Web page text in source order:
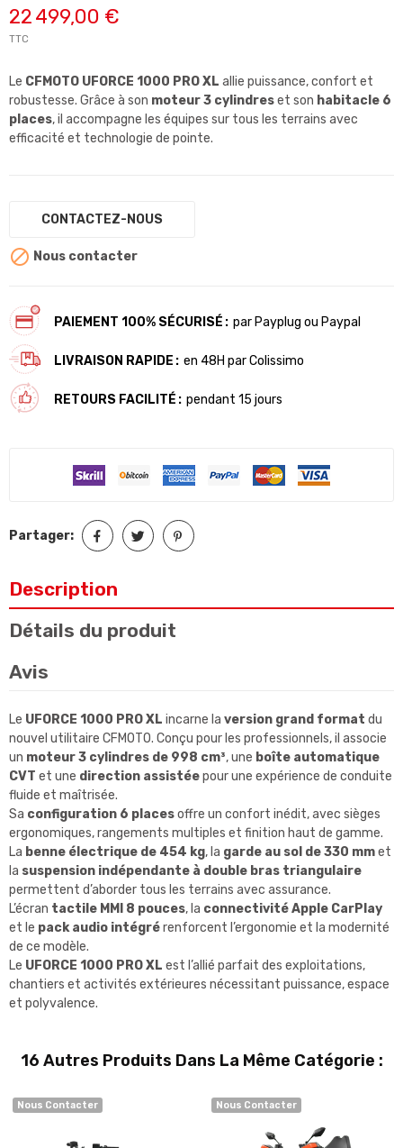
22 499,00 €
TTC
Le CFMOTO UFORCE 1000 PRO XL allie puissance, confort et
robustesse. Grâce à son moteur 3 cylindreset son habitacle 6
places, il accompagne les équipes sur tous les terrains avec
efficacité et technologie de pointe.
CONTACTEZ-NOUS
 Nous contacter
PAIEMENT 100% SÉCURISÉ par Payplug ou Paypal
LIVRAISON RAPIDE en 48H par Colissimo
RETOURS FACILITÉ pendant 15 jours
Partager:
Description
Détails du produit
Avis
Le UFORCE 1000 PRO XL incarne la version grand format du
nouvel utilitaire CFMOTO. Conçu pour les professionnels, il associe
un moteur 3 cylindres de 998 cm³, une boîte automatique
CVT et une direction assistéepour une expérience de conduite
fluide et maîtrisée.
Sa configuration 6 placesoffre un confort inédit, avec sièges
ergonomiques, rangements multiples et finition haut de gamme.
La benne électrique de 454 kg, la garde au sol de 330 mmet
la suspension indépendante à double bras triangulaire
permettent d’aborder tous les terrains avec assurance.
L’écran tactile MMI 8 pouces, la connectivité Apple CarPlay
et le pack audio intégrérenforcent l’ergonomie et la modernité
de ce modèle.
Le UFORCE 1000 PRO XL est l’allié parfait des exploitations,
chantiers et activités extérieures nécessitant puissance, espace
et polyvalence.
16 Autres Produits Dans La Même Catégorie :
Nous Contacter Nous Contacter